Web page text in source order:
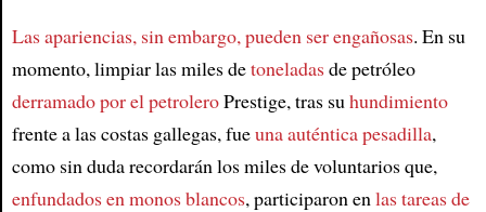
Las apariencias, sin embargo, pueden ser engañosas. En su
momento, limpiar las miles detoneladasde petróleo
derramado por el petroleroPrestige, tras suhundimiento
frente a las costas gallegas, fueuna auténtica pesadilla,
como sin duda recordarán los miles de voluntarios que,
enfundados en monos blancos, participaron enlas tareas de